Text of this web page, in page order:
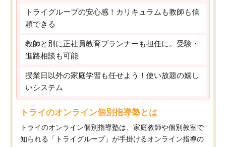
トライグループの安心感！カリキュラムも教師も信
頼できる
教師と別に正社員教育プランナーも担任に。受験・
進路相談も可能
授業日以外の家庭学習も任せよう！使い放題の嬉し
いシステム
トライのオンライン個別指導塾とは
トライのオンライン個別指導塾は、家庭教師や個別教室で
知られる「トライグループ」が手掛けるオンライン指導の